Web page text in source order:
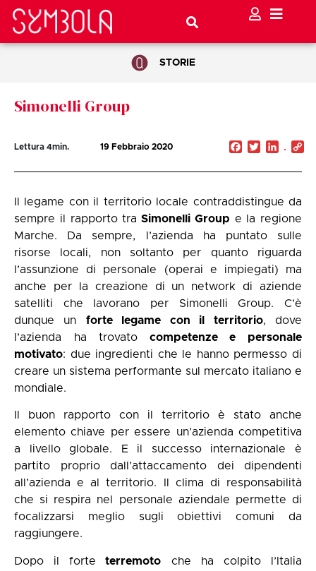
STORIE
Simonelli Group
Lettura 4min. 19 Febbraio 2020 Facebook
Twitter
Il legame con il territorio locale contraddistingue da
sempre il rapporto tra Simonelli Group e la regione
Marche. Da sempre, l’azienda ha puntato sulle
risorse locali, non soltanto per quanto riguarda
l’assunzione di personale (operai e impiegati) ma
anche per la creazione di un network di aziende
satelliti che lavorano per Simonelli Group. C’è
dunque un forte legame con il territorio, dove
l’azienda ha trovato competenze e personale
motivato: due ingredienti che le hanno permesso di
creare un sistema performante sul mercato italiano e
mondiale.
Il buon rapporto con il territorio è stato anche
elemento chiave per essere un’azienda competitiva
a livello globale. E il successo internazionale è
partito proprio dall’attaccamento dei dipendenti
all’azienda e al territorio. Il clima di responsabilità
che si respira nel personale aziendale permette di
focalizzarsi meglio sugli obiettivi comuni da
raggiungere.
Dopo il forte terremoto che ha colpito l’Italia